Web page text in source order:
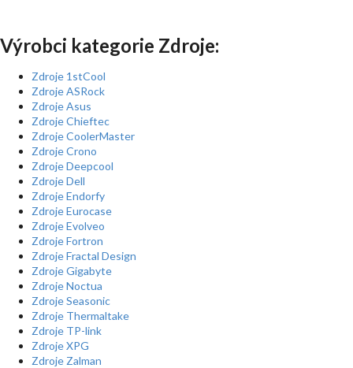
Výrobci kategorie Zdroje:
Zdroje 1stCool
Zdroje ASRock
Zdroje Asus
Zdroje Chieftec
Zdroje CoolerMaster
Zdroje Crono
Zdroje Deepcool
Zdroje Dell
Zdroje Endorfy
Zdroje Eurocase
Zdroje Evolveo
Zdroje Fortron
Zdroje Fractal Design
Zdroje Gigabyte
Zdroje Noctua
Zdroje Seasonic
Zdroje Thermaltake
Zdroje TP-link
Zdroje XPG
Zdroje Zalman